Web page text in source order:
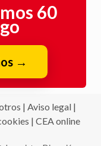
60
→
| Aviso legal |
| CEA online